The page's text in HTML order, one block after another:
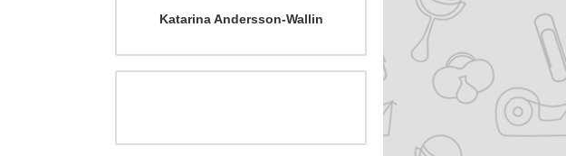
Katarina Andersson-Wallin